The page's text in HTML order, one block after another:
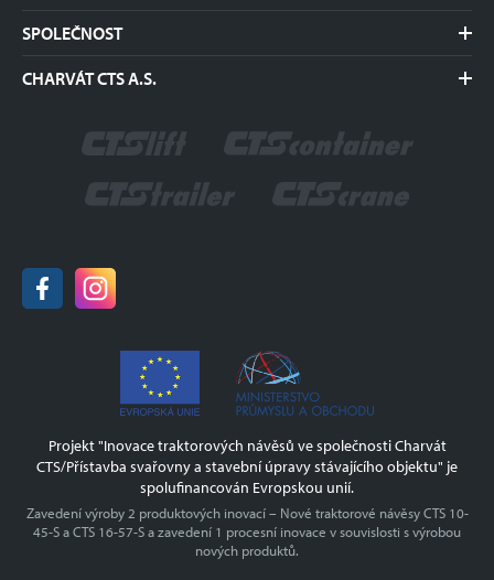
Nakládací jeřáby
Komunální služby
Zemědělství
Dokumentace
Kontakt
SPOLEČNOST
Představení
Odborné vzdělávání zaměstnanců II
Vzdělávání zaměstnanců CHARVÁT CTS a.s.
CHARVÁT CTS A.S.
Projekt "Inovace traktorových návěsů ve společnosti Charvát
CTS/Přístavba svařovny a stavební úpravy stávajícího objektu" je
spolufinancován Evropskou unií.
Zavedení výroby 2 produktových inovací – Nové traktorové návěsy CTS 10-
45-S a CTS 16-57-S a zavedení 1 procesní inovace v souvislosti s výrobou
nových produktů.